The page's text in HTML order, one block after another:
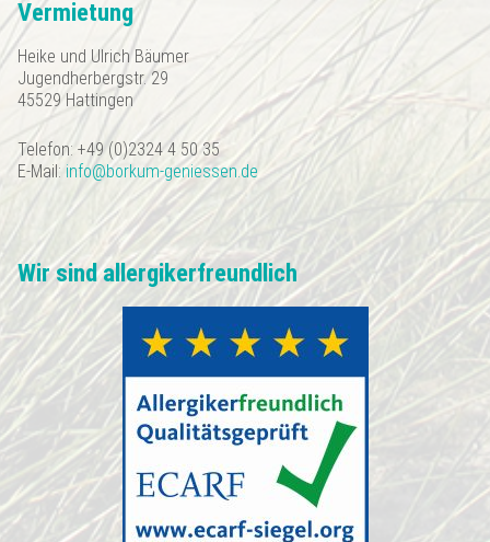
Vermietung
Heike und Ulrich Bäumer
Jugendherbergstr. 29
45529 Hattingen
Telefon: +49 (0)2324 4 50 35
E-Mail: info@borkum-geniessen.de
Wir sind allergikerfreundlich